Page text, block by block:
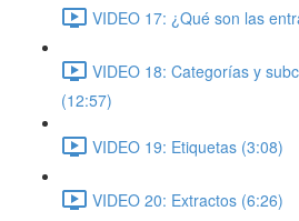
VIDEO 17: ¿Qué son las
VIDEO 18: Categorías y
(12:57)
VIDEO 19: Etiquetas (3:08)
VIDEO 20: Extractos (6:26)